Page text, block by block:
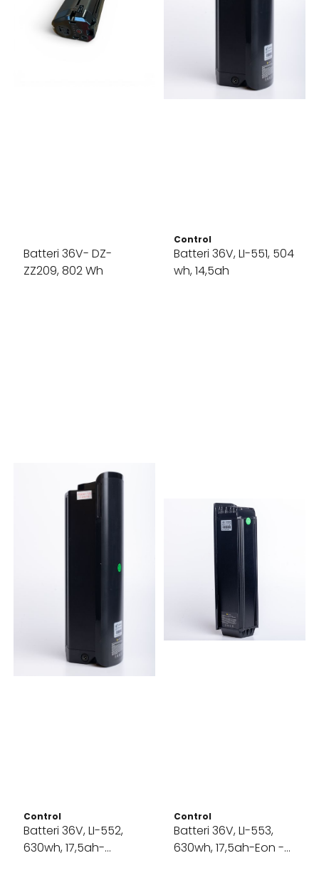
Batteri 36V- DZ-
ZZ209, 802 Wh
Control
Batteri 36V, LI-551, 504
wh, 14,5ah
Control
Batteri 36V, LI-552,
630wh, 17,5ah-
Control
Batteri 36V, LI-553,
630wh, 17,5ah-Eon -